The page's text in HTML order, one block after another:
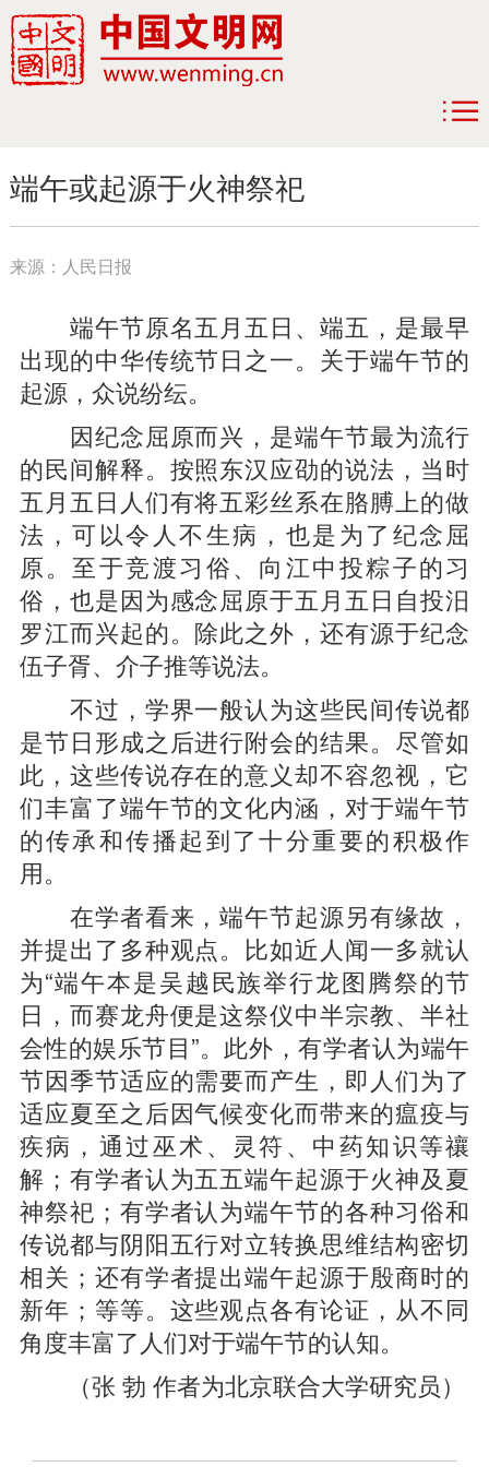
端午或起源于火神祭祀
来源： 人民日报
端午节原名五月五日、端五，是最早
出现的中华传统节日之一。关于端午节的
起源，众说纷纭。
因纪念屈原而兴，是端午节最为流行
的民间解释。按照东汉应劭的说法，当时
五月五日人们有将五彩丝系在胳膊上的做
法，可以令人不生病，也是为了纪念屈
原。至于竞渡习俗、向江中投粽子的习
俗，也是因为感念屈原于五月五日自投汨
罗江而兴起的。除此之外，还有源于纪念
伍子胥、介子推等说法。
不过，学界一般认为这些民间传说都
是节日形成之后进行附会的结果。尽管如
此，这些传说存在的意义却不容忽视，它
们丰富了端午节的文化内涵，对于端午节
的传承和传播起到了十分重要的积极作
用。
在学者看来，端午节起源另有缘故，
并提出了多种观点。比如近人闻一多就认
为“端午本是吴越民族举行龙图腾祭的节
日，而赛龙舟便是这祭仪中半宗教、半社
会性的娱乐节目”。此外，有学者认为端午
节因季节适应的需要而产生，即人们为了
适应夏至之后因气候变化而带来的瘟疫与
疾病，通过巫术、灵符、中药知识等禳
解；有学者认为五五端午起源于火神及夏
神祭祀；有学者认为端午节的各种习俗和
传说都与阴阳五行对立转换思维结构密切
相关；还有学者提出端午起源于殷商时的
新年；等等。这些观点各有论证，从不同
角度丰富了人们对于端午节的认知。
（张 勃 作者为北京联合大学研究员）